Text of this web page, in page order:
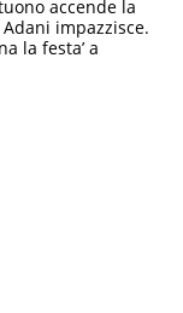
accende la
impazzisce.
la festa’ a